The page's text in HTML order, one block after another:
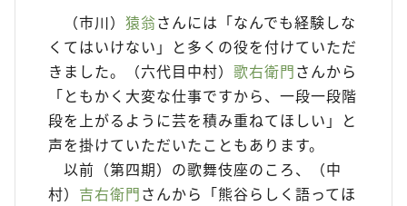
（市川） 猿翁さんには「なんでも経験しな
くてはいけない」と多くの役を付けていただ
きました。（六代目中村） 歌右衛門さんから
「ともかく大変な仕事ですから、一段一段階
段を上がるように芸を積み重ねてほしい」と
声を掛けていただいたこともあります。
以前（第四期）の歌舞伎座のころ、（中
村） 吉右衛門さんから「熊谷らしく語ってほ